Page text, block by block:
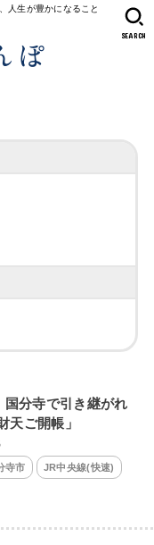
人生が豊かになること
SEARCH
国分寺で引き継がれ
天ご開帳」
寺市 JR中央線(快速)